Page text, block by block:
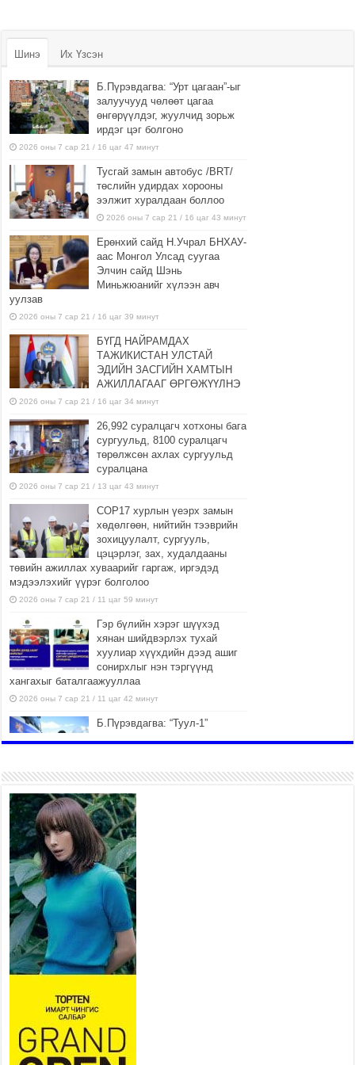
Шинэ Их Үзсэн
Б.Пүрэвдагва: “Урт цагаан”-ыг
залуучууд чөлөөт цагаа
өнгөрүүлдэг, жуулчид зорьж
ирдэг цэг болгоно
2026 оны 7 сар 21 / 16 цаг 47 минут
Тусгай замын автобус /BRT/
төслийн удирдах хорооны
ээлжит хуралдаан боллоо
2026 оны 7 сар 21 / 16 цаг 43 минут
Ерөнхий сайд Н.Учрал БНХАУ-
аас Монгол Улсад суугаа
Элчин сайд Шэнь
Миньжюанийг хүлээн авч
уулзав
2026 оны 7 сар 21 / 16 цаг 39 минут
БҮГД НАЙРАМДАХ
ТАЖИКИСТАН УЛСТАЙ
ЭДИЙН ЗАСГИЙН ХАМТЫН
АЖИЛЛАГААГ ӨРГӨЖҮҮЛНЭ
2026 оны 7 сар 21 / 16 цаг 34 минут
26,992 суралцагч хотхоны бага
сургуульд, 8100 суралцагч
төрөлжсөн ахлах сургуульд
суралцана
2026 оны 7 сар 21 / 13 цаг 43 минут
COP17 хурлын үеэрх замын
хөдөлгөөн, нийтийн тээврийн
зохицуулалт, сургууль,
цэцэрлэг, зах, худалдааны
төвийн ажиллах хуваарийг гаргаж, иргэдэд
мэдээлэхийг үүрэг болголоо
2026 оны 7 сар 21 / 11 цаг 59 минут
Гэр бүлийн хэрэг шүүхэд
хянан шийдвэрлэх тухай
хуулиар хүүхдийн дээд ашиг
сонирхлыг нэн тэргүүнд
хангахыг баталгаажууллаа
2026 оны 7 сар 21 / 11 цаг 42 минут
Б.Пүрэвдагва: “Туул-1”
2026 оны 7 сар 21 / 10 цаг 15 минут
НИЙСЛЭЛ, АЙМГИЙН
УДИРДЛАГУУДЫН АЖЛЫГ
ХҮНД СУРТЛЫГ БУУРУУЛЖ,
ИРГЭД, АЖ АХУЙН НЭГЖИЙН
АЧААГ ХЭРХЭН ХӨНГӨЛСНӨӨР ДҮГНЭНЭ
2026 оны 7 сар 21 / 10 цаг 09 минут
Байнгын хорооны дарга
М.Мандхай Цөлжилттэй
тэмцэх тухай НҮБ-ын
конвенцын талуудын 17 дугаар
бага хурал (СОР17)-ын бэлтгэл ажлын явцтай
танилцлаа
2026 оны 7 сар 21 / 10 цаг 03 минут
Б.Пүрэвдагва: Бүтээн байгуулалтын аливаа
ажил инженерийн хангамжийн байгууллагуудын
уялдаа холбоогүйгээс саатах ёсгүй